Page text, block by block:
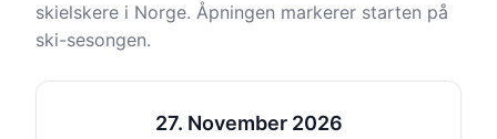
skielskere i Norge. Åpningen markerer starten på
ski-sesongen.
27. November 2026